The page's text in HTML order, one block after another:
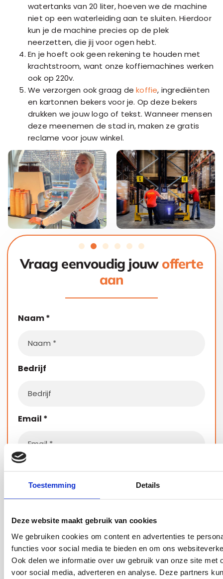
Toestemming Details
Deze website maakt gebruik van cookies
We gebruiken cookies om content en advertenties te
functies voor social media te bieden en om ons
Ook delen we informatie over uw gebruik van onze site met
voor social media, adverteren en analyse. Deze partners
watertanks van 20 liter, hoeven we de machine
niet op een waterleiding aan te sluiten. Hierdoor
kun je de machine precies op de plek
neerzetten, die jij voor ogen hebt.
En je hoeft ook geen rekening te houden met
krachtstroom, want onze koffiemachines werken
ook op 220v.
We verzorgen ook graag dekoffie, ingrediënten
en kartonnen bekers voor je. Op deze bekers
drukken we jouw logo of tekst. Wanneer mensen
deze meenemen de stad in, maken ze gratis
reclame voor jouw winkel.
Vraag eenvoudig jouw offerte
aan
Naam*
Bedrijf
Email *
Ik ben geïnteresseerd in: